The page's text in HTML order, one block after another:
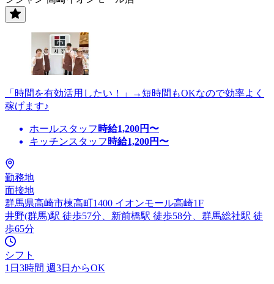
「時間を有効活用したい！」→短時間もOKなので効率よく
稼げます♪
ホールスタッフ 時給1,200円〜
キッチンスタッフ 時給1,200円〜
勤務地
面接地
群馬県高崎市棟高町1400 イオンモール高崎1F
井野(群馬)駅 徒歩57分、新前橋駅 徒歩58分、群馬総社駅 徒
歩65分
シフト
1日3時間 週3日からOK